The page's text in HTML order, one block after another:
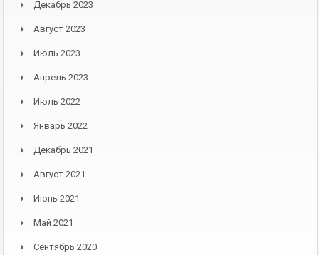
Декабрь 2023
Август 2023
Июль 2023
Апрель 2023
Июль 2022
Январь 2022
Декабрь 2021
Август 2021
Июнь 2021
Май 2021
Сентябрь 2020